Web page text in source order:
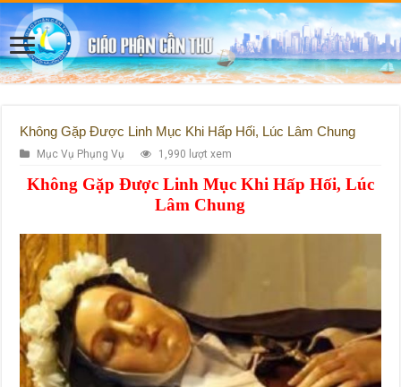
Không Gặp Được Linh Mục Khi Hấp Hối, Lúc Lâm Chung
Mục Vụ Phụng Vụ 1,990 lượt xem
Không Gặp Được Linh Mục Khi Hấp Hối, Lúc
Lâm Chung